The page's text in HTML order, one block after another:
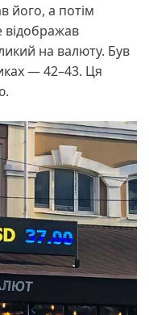
його, а потім
відображав
на валюту. Був
— 42–43. Ця